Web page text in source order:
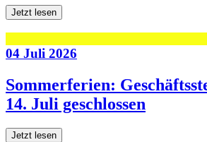
Jetzt lesen
04 Juli 2026
Sommerferien:
14. Juli geschlossen
Jetzt lesen